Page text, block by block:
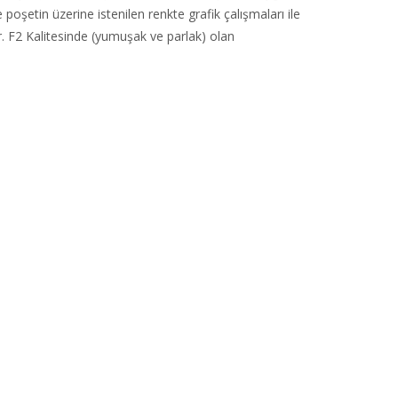
üzerine istenilen renkte grafik çalışmaları ile
Kalitesinde (yumuşak ve parlak) olan